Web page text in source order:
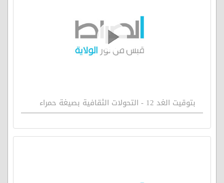
بتوقيت الغد 12 - التحولات الثقافية بصيغة حمراء